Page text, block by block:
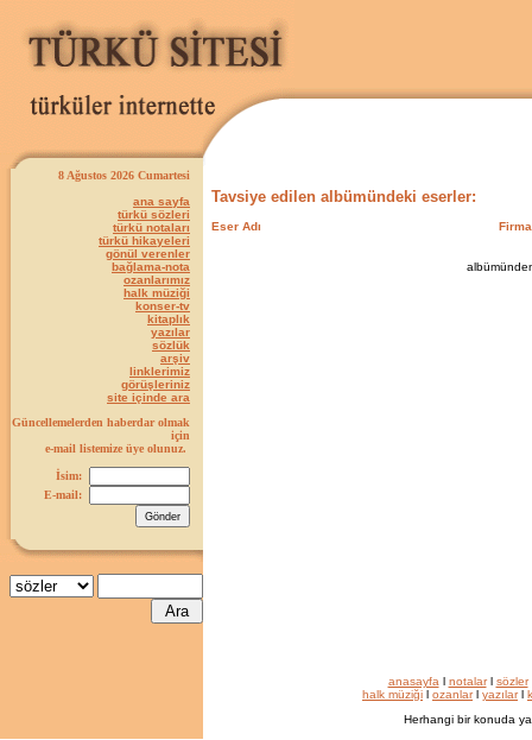
8 Ağustos 2026 Cumartesi
ana sayfa
türkü sözleri
türkü notaları
türkü hikayeleri
gönül verenler
bağlama-nota
ozanlarımız
halk müziği
konser-tv
kitaplık
yazılar
sözlük
arşiv
linklerimiz
görüşleriniz
site içinde ara
Güncellemelerden haberdar olmak
için
e-mail listemize üye olunuz.
İsim:
E-mail:
Tavsiye edilen albümündeki eserler:
Eser Adı Firma
anasayfa l notalarl sözler
halk müziği l ozanlarl yazılarl
Herhangi bir konuda